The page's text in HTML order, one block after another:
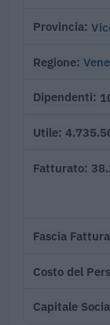
Provincia
Regione
Dipendenti
Utile
Fatturato
Fascia
Costo del
Capitale